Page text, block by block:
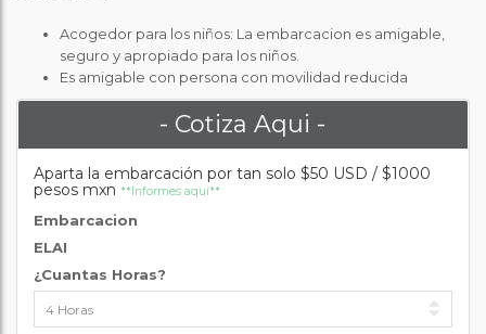
Acogedor para los niños: La embarcacion es amigable,
seguro y apropiado para los niños.
Es amigable con persona con movilidad reducida
- Cotiza Aqui -
Aparta la embarcación por tan solo $50 USD / $1000
pesos mxn **Informes aquí**
Embarcacion
ELAI
¿Cuantas Horas?